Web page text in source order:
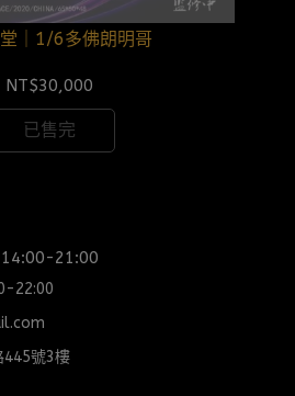
｜1/6多佛朗明哥
NT$30,000
已售完
21:00
22:00
445號3樓